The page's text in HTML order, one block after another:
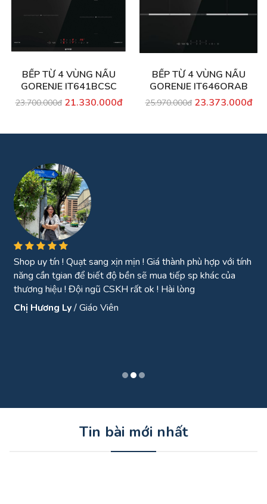
BẾP TỪ 4 VÙNG NẤU
GORENJE IT641BCSC
23.700.000đ 21.330.000đ
BẾP TỪ 4 VÙNG NẤU
GORENJE IT646ORAB
25.970.000đ 23.373.000đ
Tính năng nổi bật:vừa hút vừa lau tiết kiệm được thời gian.
Có nhiều đầu hút có thể thay thế Đúng với mô tả:đúng Chất
lượng sản phẩm:hút bụi khá sạch, khá ok. Thời lượng pin sạc
tầm 3-4 tiếng. Còn bền hay k thì sử dụng một thời gian r
quay lại đánh giá tiếp
Tin bài mới nhất